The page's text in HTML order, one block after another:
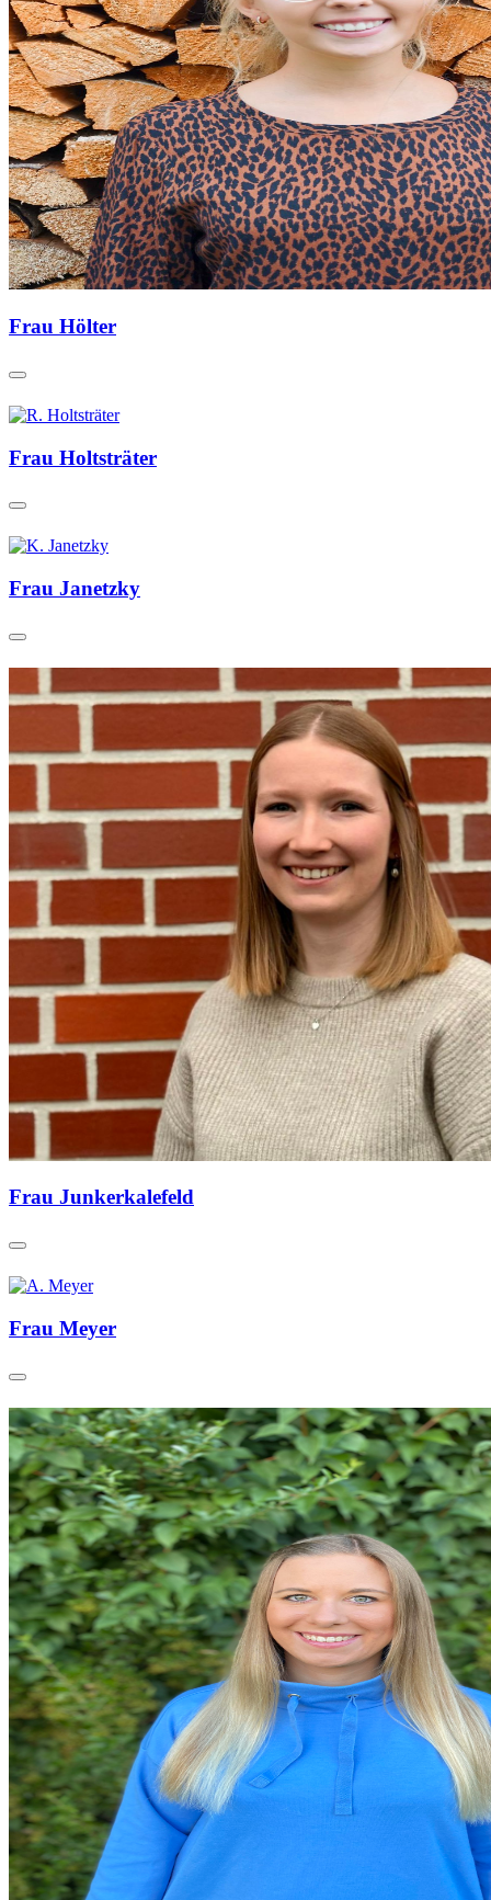
Frau Hölter
Frau Holtsträter
Frau Janetzky
Frau Junkerkalefeld
Frau Meyer